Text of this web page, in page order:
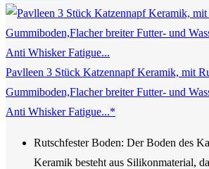
Pavlleen 3 Stück Katzennapf Keramik, mit
Gummiboden,Flacher breiter Futter- und
Anti Whisker Fatigue...*
Rutschfester Boden: Der Boden des
Keramik besteht aus Silikonmaterial,